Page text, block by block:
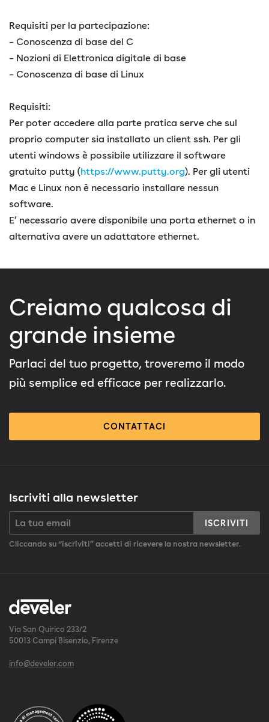
Requisiti per la partecipazione:
– Conoscenza di base del C
– Nozioni di Elettronica digitale di base
– Conoscenza di base di Linux
Requisiti:
Per poter accedere alla parte pratica serve che sul
proprio computer sia installato un client ssh. Per gli
utenti windows è possibile utilizzare il software
gratuito putty (https://www.putty.org). Per gli utenti
Mac e Linux non è necessario installare nessun
software.
E’ necessario avere disponibile una porta ethernet o in
alternativa avere un adattatore ethernet.
Creiamo qualcosa di
grande insieme
Parlaci del tuo progetto, troveremo il modo
più semplice ed efficace per realizzarlo.
CONTATTACI
Iscriviti alla newsletter
ISCRIVITI
Cliccando su “iscriviti” accetti di ricevere la nostra newsletter.
Via San Quirico 233/2
50013 Campi Bisenzio, Firenze
info@develer.com